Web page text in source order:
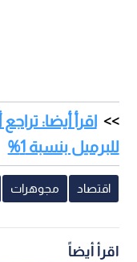
للبرميل بنسبة 1%
اقتصاد مجوهرات
اقرأ أيضاً